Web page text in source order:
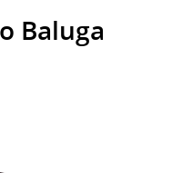
Baluga